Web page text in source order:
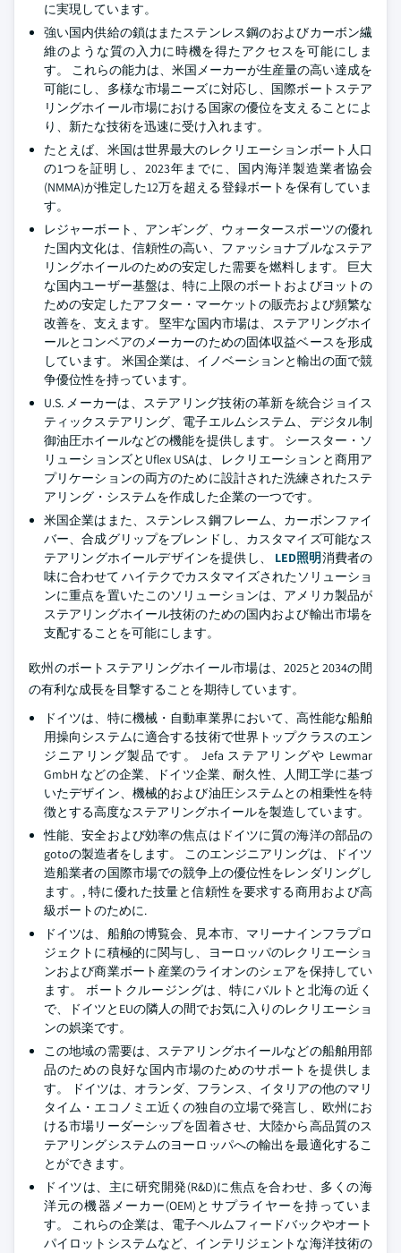
に実現しています。
強い国内供給の鎖はまたステンレス鋼のおよびカーボン繊
維のような質の入力に時機を得たアクセスを可能にしま
す。 これらの能力は、米国メーカーが生産量の高い達成を
可能にし、多様な市場ニーズに対応し、国際ボートステア
リングホイール市場における国家の優位を支えることによ
り、新たな技術を迅速に受け入れます。
たとえば、米国は世界最大のレクリエーションボート人口
の1つを証明し、2023年までに、国内海洋製造業者協会
(NMMA)が推定した12万を超える登録ボートを保有していま
す。
レジャーボート、アンギング、ウォータースポーツの優れ
た国内文化は、信頼性の高い、ファッショナブルなステア
リングホイールのための安定した需要を燃料します。 巨大
な国内ユーザー基盤は、特に上限のボートおよびヨットの
ための安定したアフター・マーケットの販売および頻繁な
改善を、支えます。 堅牢な国内市場は、ステアリングホイ
ールとコンベアのメーカーのための固体収益ベースを形成
しています。 米国企業は、イノベーションと輸出の面で競
争優位性を持っています。
U.S. メーカーは、ステアリング技術の革新を統合ジョイス
ティックステアリング、電子エルムシステム、デジタル制
御油圧ホイールなどの機能を提供します。 シースター・ソ
リューションズとUflex USAは、レクリエーションと商用ア
プリケーションの両方のために設計された洗練されたステ
アリング・システムを作成した企業の一つです。
米国企業はまた、ステンレス鋼フレーム、カーボンファイ
バー、合成グリップをブレンドし、カスタマイズ可能なス
テアリングホイールデザインを提供し、 LED照明消費者の
味に合わせて ハイテクでカスタマイズされたソリューショ
ンに重点を置いたこのソリューションは、アメリカ製品が
ステアリングホイール技術のための国内および輸出市場を
支配することを可能にします。
欧州のボートステアリングホイール市場は、2025と2034の間
の有利な成長を目撃することを期待しています。
ドイツは、特に機械・自動車業界において、高性能な船舶
用操向システムに適合する技術で世界トップクラスのエン
ジニアリング製品です。 Jefa ステアリングや Lewmar
GmbH などの企業、ドイツ企業、耐久性、人間工学に基づ
いたデザイン、機械的および油圧システムとの相乗性を特
徴とする高度なステアリングホイールを製造しています。
性能、安全および効率の焦点はドイツに質の海洋の部品の
gotoの製造者をします。 このエンジニアリングは、ドイツ
造船業者の国際市場での競争上の優位性をレンダリングし
ます。, 特に優れた技量と信頼性を要求する商用および高
級ボートのために.
ドイツは、船舶の博覧会、見本市、マリーナインフラプロ
ジェクトに積極的に関与し、ヨーロッパのレクリエーショ
ンおよび商業ボート産業のライオンのシェアを保持してい
ます。 ボートクルージングは、特にバルトと北海の近く
で、ドイツとEUの隣人の間でお気に入りのレクリエーショ
ンの娯楽です。
この地域の需要は、ステアリングホイールなどの船舶用部
品のための良好な国内市場のためのサポートを提供しま
す。 ドイツは、オランダ、フランス、イタリアの他のマリ
タイム・エコノミエ近くの独自の立場で発言し、欧州にお
ける市場リーダーシップを固着させ、大陸から高品質のス
テアリングシステムのヨーロッパへの輸出を最適化するこ
とができます。
ドイツは、主に研究開発(R&D)に焦点を合わせ、多くの海
洋元の機器メーカー(OEM)とサプライヤーを持っていま
す。 これらの企業は、電子ヘルムフィードバックやオート
パイロットシステムなど、インテリジェントな海洋技術の